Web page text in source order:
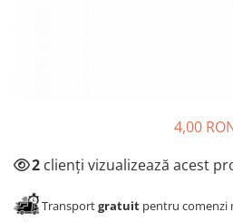
4,00
2 clienți vizualizează acest
Transportgratuit pentru comenzi